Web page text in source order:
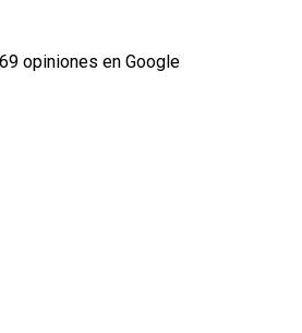
opiniones en Google